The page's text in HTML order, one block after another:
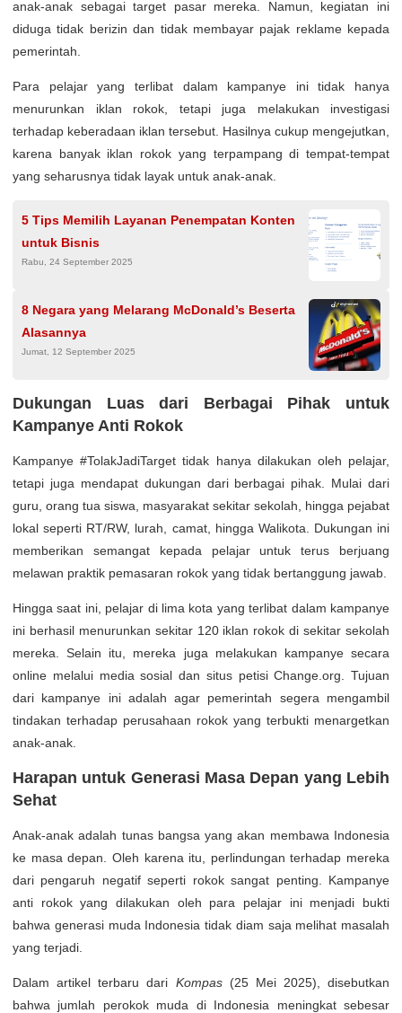
anak-anak sebagai target pasar mereka. Namun, kegiatan ini
diduga tidak berizin dan tidak membayar pajak reklame kepada
pemerintah.
Para pelajar yang terlibat dalam kampanye ini tidak hanya
menurunkan iklan rokok, tetapi juga melakukan investigasi
terhadap keberadaan iklan tersebut. Hasilnya cukup mengejutkan,
karena banyak iklan rokok yang terpampang di tempat-tempat
yang seharusnya tidak layak untuk anak-anak.
5 Tips Memilih Layanan Penempatan Konten
untuk Bisnis
Rabu, 24 September 2025
8 Negara yang Melarang McDonald’s Beserta
Alasannya
Jumat, 12 September 2025
Dukungan Luas dari Berbagai Pihak untuk
Kampanye Anti Rokok
Kampanye #TolakJadiTarget tidak hanya dilakukan oleh pelajar,
tetapi juga mendapat dukungan dari berbagai pihak. Mulai dari
guru, orang tua siswa, masyarakat sekitar sekolah, hingga pejabat
lokal seperti RT/RW, lurah, camat, hingga Walikota. Dukungan ini
memberikan semangat kepada pelajar untuk terus berjuang
melawan praktik pemasaran rokok yang tidak bertanggung jawab.
Hingga saat ini, pelajar di lima kota yang terlibat dalam kampanye
ini berhasil menurunkan sekitar 120 iklan rokok di sekitar sekolah
mereka. Selain itu, mereka juga melakukan kampanye secara
online melalui media sosial dan situs petisi Change.org. Tujuan
dari kampanye ini adalah agar pemerintah segera mengambil
tindakan terhadap perusahaan rokok yang terbukti menargetkan
anak-anak.
Harapan untuk Generasi Masa Depan yang Lebih
Sehat
Anak-anak adalah tunas bangsa yang akan membawa Indonesia
ke masa depan. Oleh karena itu, perlindungan terhadap mereka
dari pengaruh negatif seperti rokok sangat penting. Kampanye
anti rokok yang dilakukan oleh para pelajar ini menjadi bukti
bahwa generasi muda Indonesia tidak diam saja melihat masalah
yang terjadi.
Dalam artikel terbaru dari Kompas(25 Mei 2025), disebutkan
bahwa jumlah perokok muda di Indonesia meningkat sebesar